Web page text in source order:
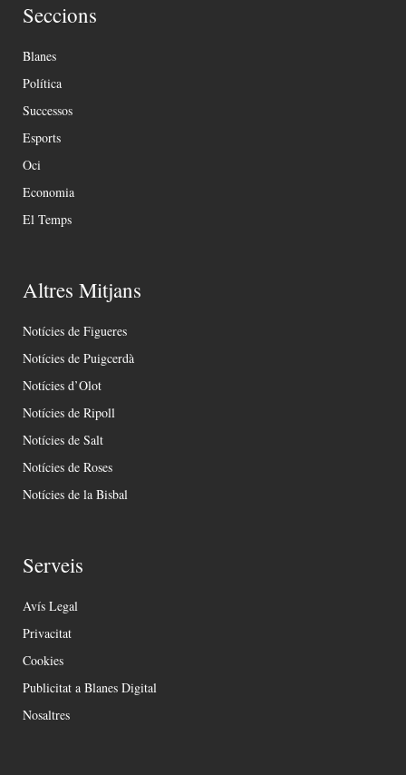
Seccions
Blanes
Política
Successos
Esports
Oci
Economia
El Temps
Altres Mitjans
Notícies de Figueres
Notícies de Puigcerdà
Notícies d’Olot
Notícies de Ripoll
Notícies de Salt
Notícies de Roses
Notícies de la Bisbal
Serveis
Avís Legal
Privacitat
Cookies
Publicitat a Blanes Digital
Nosaltres